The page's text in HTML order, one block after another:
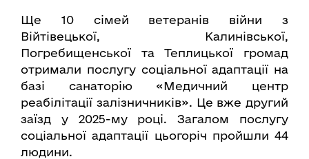
Ще 10 сімей ветеранів війни з
Війтівецької, Калинівської,
Погребищенської та Теплицької громад
отримали послугу соціальної адаптації на
базі санаторію «Медичний центр
реабілітації залізничників». Це вже другий
заїзд у 2025-му році. Загалом послугу
соціальної адаптації цьогоріч пройшли 44
людини.